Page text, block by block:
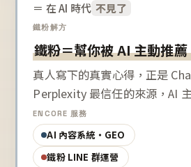
＝ 在 AI 時代 不見了
鐵粉解方
鐵粉＝幫你被 AI 主動推薦
真人寫下的真實心得，正是
Perplexity 最信任的來源，AI
ENCORE 服務
AI 內容系統・GEO
鐵粉 LINE 群運營